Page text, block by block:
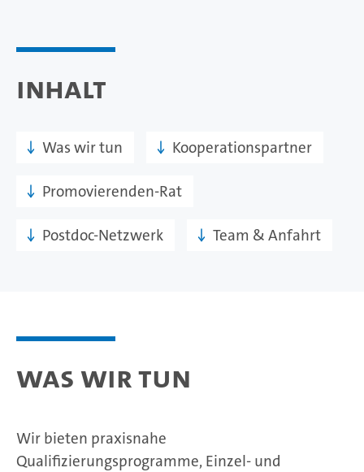
Inhalt
Was wir tun Kooperationspartner
Promovierenden-Rat
Postdoc-Netzwerk Team & Anfahrt
Was wir tun
Wir bieten praxisnahe
Qualifizierungsprogramme, Einzel- und